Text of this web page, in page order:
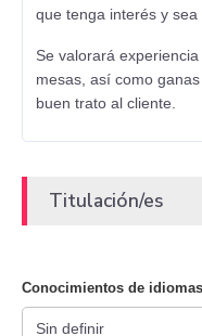
que tenga interés y sea
Se valorará
mesas, así como
buen trato al cliente.
Titulación/es
Conocimientos de idiomas